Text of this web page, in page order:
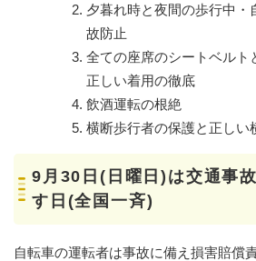
夕暮れ時と夜間の歩行中・
故防止
全ての座席のシートベルト
正しい着用の徹底
飲酒運転の根絶
横断歩行者の保護と正しい
9月30日(日曜日)は交通事
す日(全国一斉)
自転車の運転者は事故に備え損害賠償